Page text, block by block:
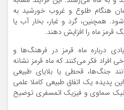
هنگام طلوع و غروب خورشید به
همچنین، گرد و غبار، بخار آب یا
ماه را افزایش دهند.
درباره ماه قرمز در فرهنگ‌ها و
فکر می‌کنند که ماه قرمز نشانه
جنگ‌ها، قحطی یا بلایای طبیعی
پدیده یک اتفاق طبیعی کاملا علمی
سماوی و فیزیک اتمسفری توضیح